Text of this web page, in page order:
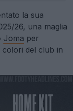
la sua
26, una maglia
Joma per
colori del club in